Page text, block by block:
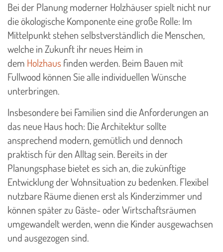
Bei der Planung moderner Holzhäuser spielt nicht nur
die ökologische Komponente eine große Rolle: Im
Mittelpunkt stehen selbstverständlich die Menschen,
welche in Zukunft ihr neues Heim in
dem Holzhaus finden werden. Beim Bauen mit
Fullwood können Sie alle individuellen Wünsche
unterbringen.
Insbesondere bei Familien sind die Anforderungen an
das neue Haus hoch: Die Architektur sollte
ansprechend modern, gemütlich und dennoch
praktisch für den Alltag sein. Bereits in der
Planungsphase bietet es sich an, die zukünftige
Entwicklung der Wohnsituation zu bedenken. Flexibel
nutzbare Räume dienen erst als Kinderzimmer und
können später zu Gäste- oder Wirtschaftsräumen
umgewandelt werden, wenn die Kinder ausgewachsen
und ausgezogen sind.